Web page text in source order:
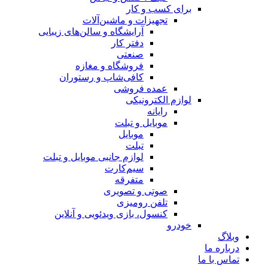
برای کسب و کار
تجهیزات و ماشین‌آلات
آرایشگاه و سالن‌های زیبایی
دفتر کار
صنعتی
فروشگاه و مغازه
کافی‌شاپ و رستوران
عمده فروشی
لوازم الکترونیکی
رایانه
موبایل و تبلت
موبایل
تبلت
لوازم جانبی موبایل و تبلت
سیم‌کارت
متفرقه
صوتی و تصویری
تلفن رومیزی
کنسول، بازی‌ ویدئویی و آنلاین
خودرو
وبلاگ
درباره ما
تماس با ما